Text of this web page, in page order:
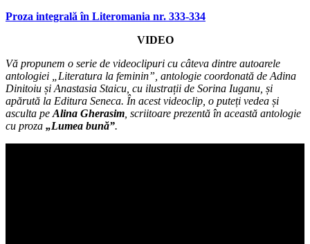
Proza integrală în Literomania nr. 333-334
VIDEO
Vă propunem o serie de videoclipuri cu câteva dintre autoarele
antologiei „Literatura la feminin”, antologie coordonată de Adina
Dinitoiu și Anastasia Staicu, cu ilustrații de Sorina Iuganu, și
apărută la Editura Seneca. În acest videoclip, o puteți vedea și
asculta pe Alina Gherasim , scriitoare prezentă în această antologie
cu proza „Lumea bună”.